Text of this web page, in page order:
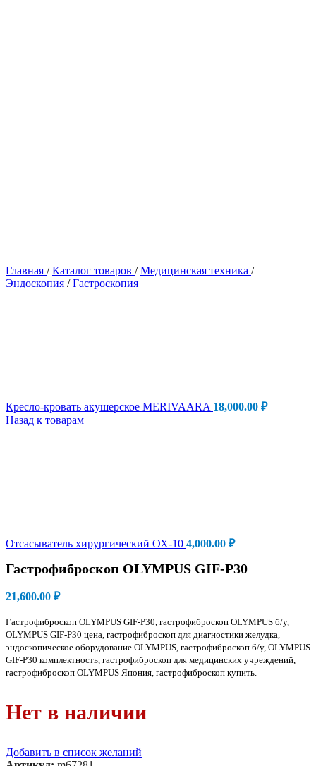
Главная / Каталог товаров / Медицинская техника /
Эндоскопия / Гастроскопия
Кресло-кровать акушерское MERIVAARA 18,000.00 ₽
Назад к товарам
Отсасыватель хирургический ОХ-10 4,000.00 ₽
Гастрофиброскоп OLYMPUS GIF-P30
21,600.00 ₽
Гастрофиброскоп OLYMPUS GIF-P30, гастрофиброскоп OLYMPUS б/у,
OLYMPUS GIF-P30 цена, гастрофиброскоп для диагностики желудка,
эндоскопическое оборудование OLYMPUS, гастрофиброскоп б/у, OLYMPUS
GIF-P30 комплектность, гастрофиброскоп для медицинских учреждений,
гастрофиброскоп OLYMPUS Япония, гастрофиброскоп купить.
Нет в наличии
Добавить в список желаний